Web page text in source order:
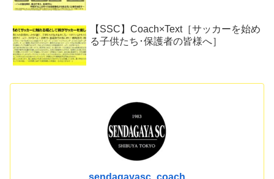
【SSC】Coach×Text［サッカーを始め
る子供たち･保護者の皆様へ］
sendagayasc_coach